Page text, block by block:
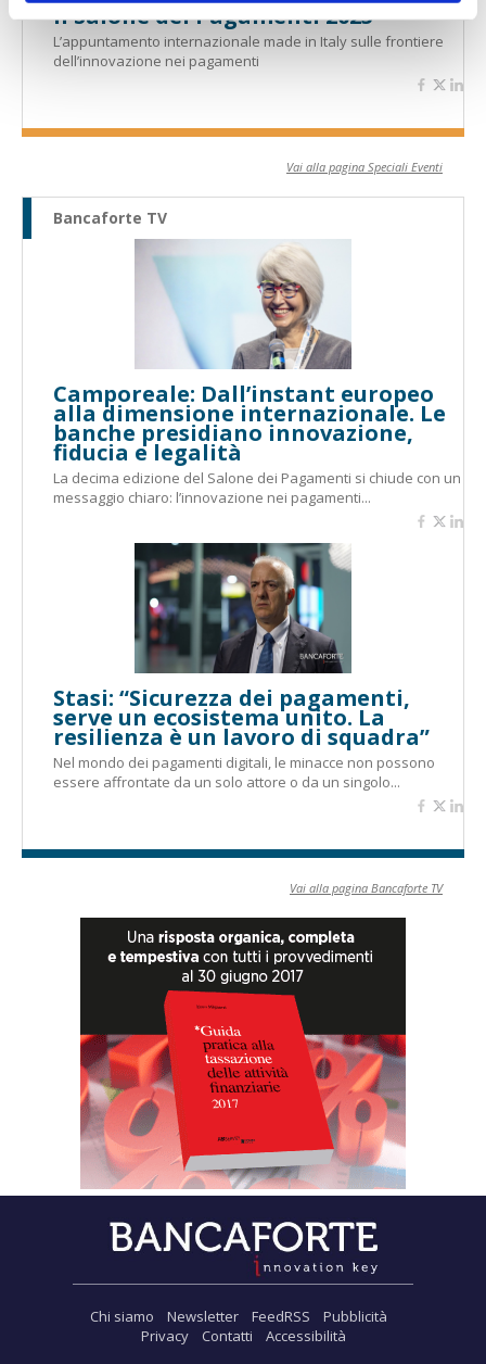
Il Salone dei Pagamenti 2025
L’appuntamento internazionale made in Italy sulle frontiere
dell’innovazione nei pagamenti
Vai alla pagina Speciali Eventi
Bancaforte TV
Camporeale: Dall’instant europeo
alla dimensione internazionale. Le
banche presidiano innovazione,
fiducia e legalità
La decima edizione del Salone dei Pagamenti si chiude con un
messaggio chiaro: l’innovazione nei pagamenti...
Stasi: “Sicurezza dei pagamenti,
serve un ecosistema unito. La
resilienza è un lavoro di squadra”
Nel mondo dei pagamenti digitali, le minacce non possono
essere affrontate da un solo attore o da un singolo...
Vai alla pagina Bancaforte TV
Chi siamo Newsletter FeedRSS
Pubblicità
Privacy
Contatti Accessibilità